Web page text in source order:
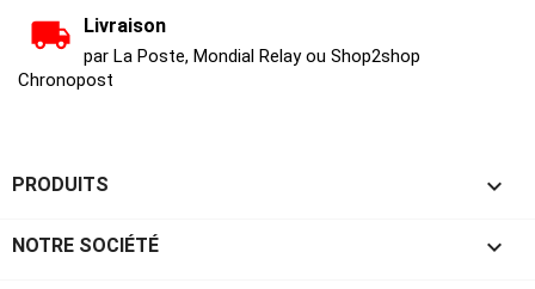
Livraison
par La Poste, Mondial Relay ou Shop2shop
Chronopost
PRODUITS 
NOTRE SOCIÉTÉ 